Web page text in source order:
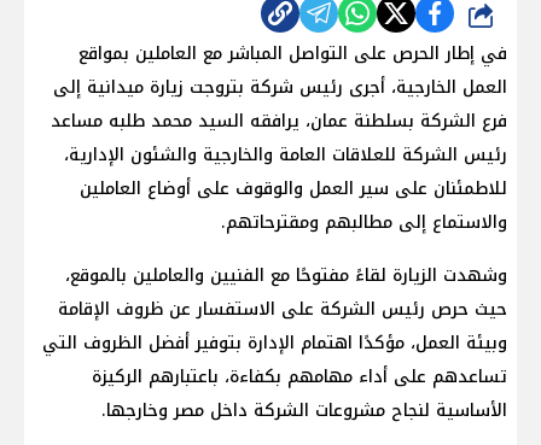
شارك
في إطار الحرص على التواصل المباشر مع العاملين بمواقع
العمل الخارجية، أجرى رئيس شركة بتروجت زيارة ميدانية إلى
فرع الشركة بسلطنة عمان، يرافقه السيد محمد طلبه مساعد
رئيس الشركة للعلاقات العامة والخارجية والشئون الإدارية،
للاطمئنان على سير العمل والوقوف على أوضاع العاملين
والاستماع إلى مطالبهم ومقترحاتهم.
وشهدت الزيارة لقاءً مفتوحًا مع الفنيين والعاملين بالموقع،
حيث حرص رئيس الشركة على الاستفسار عن ظروف الإقامة
وبيئة العمل، مؤكدًا اهتمام الإدارة بتوفير أفضل الظروف التي
تساعدهم على أداء مهامهم بكفاءة، باعتبارهم الركيزة
الأساسية لنجاح مشروعات الشركة داخل مصر وخارجها.